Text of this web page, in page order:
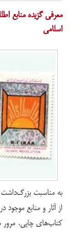
معرفی گزیده منابع
اسلامی
به مناسبت بزرگ‌داشت
از آثار و منابع موجود
کتاب‌های چاپی، مرور